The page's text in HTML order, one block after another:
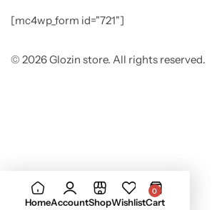
[mc4wp_form id="721"]
© 2026 Glozin store. All rights reserved.
HomeAccountShopWishlist
0
Cart